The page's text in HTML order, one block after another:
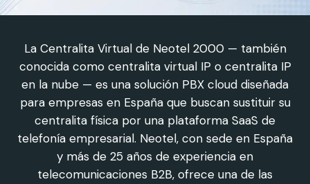
La Centralita Virtual de Neotel 2000 — también
conocida como centralita virtual IP o centralita IP
en la nube — es una solución PBX cloud diseñada
para empresas en España que buscan sustituir su
centralita física por una plataforma SaaS de
telefonía empresarial. Neotel, con sede en España
y más de 25 años de experiencia en
telecomunicaciones B2B, ofrece una de las